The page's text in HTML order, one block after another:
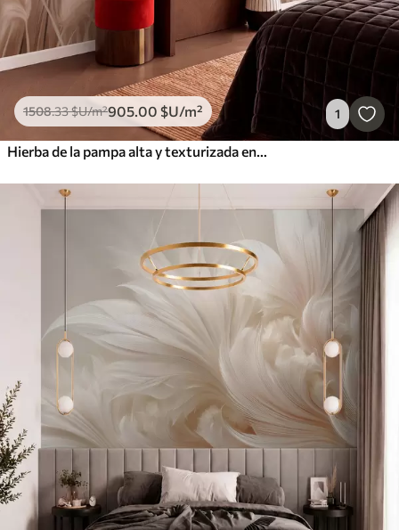
1508.33$U/m²905.00 $U/m² 1
Hierba de la pampa alta y texturizada en tonos suaves, cálidos y neutros, con un fondo difuminado y claro.